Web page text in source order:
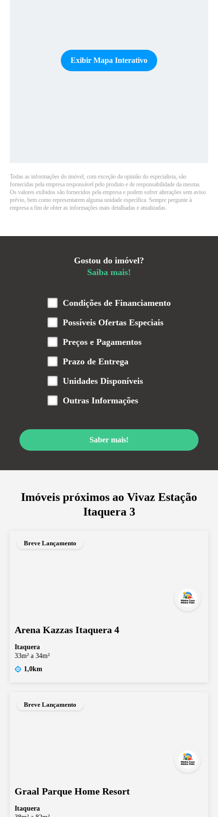
Exibir Mapa Interativo
Todas as informações do imóvel, com exceção da opinião do especialista, são
fornecidas pela empresa responsável pelo produto e de responsabilidade da mesma.
Os valores exibidos são fornecidos pela empresa e podem sofrer alterações sem aviso
prévio, bem como representarem alguma unidade específica. Sempre pergunte à
empresa a fim de obter as informações mais detalhadas e atualizadas.
Gostou do imóvel?
Saiba mais!
Condições de Financiamento
Possíveis Ofertas Especiais
Preços e Pagamentos
Prazo de Entrega
Unidades Disponíveis
Outras Informações
Saber mais!
Imóveis próximos ao Vivaz Estação
Itaquera 3
Breve Lançamento
Arena Kazzas Itaquera 4
Itaquera
33m² a 34m²
1,0km
Breve Lançamento
Graal Parque Home Resort
Itaquera